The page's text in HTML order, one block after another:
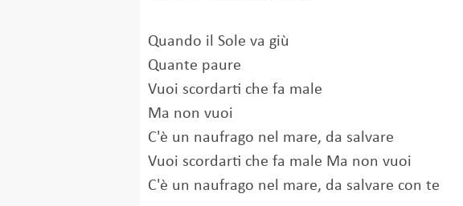
Quando il Sole va giù
Quante paure
Vuoi scordarti che fa male
Ma non vuoi
C'è un naufrago nel mare, da salvare
Vuoi scordarti che fa male Ma non vuoi
C'è un naufrago nel mare, da salvare con te